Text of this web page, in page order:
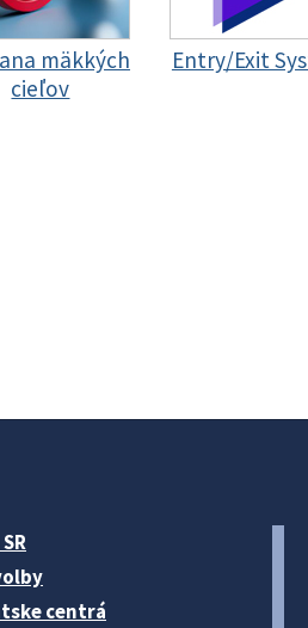
mäkkých
cieľov
Entry/Exit
centrá